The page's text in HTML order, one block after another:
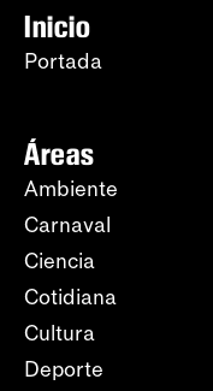
Inicio
Portada
Áreas
Ambiente
Carnaval
Ciencia
Cotidiana
Cultura
Deporte